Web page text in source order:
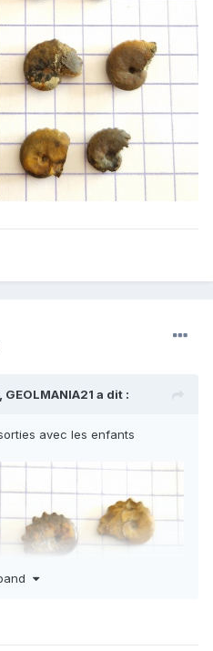
GEOLMANIA21 a dit :
avec les enfants